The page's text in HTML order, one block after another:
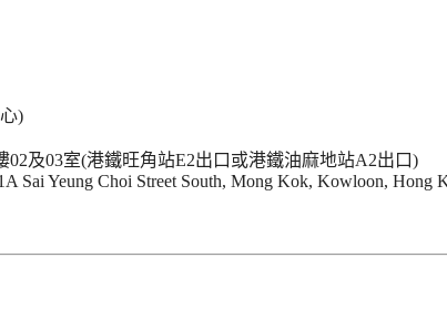
及03室(港鐵旺角站E2出口或港鐵油麻地站A2出口)
Sai Yeung Choi Street South, Mong Kok, Kowloon, Hong